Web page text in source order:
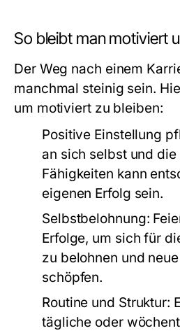
So bleibt man motiviert
Der Weg nach einem
manchmal steinig sein.
um motiviert zu bleiben:
Positive Einstellung
an sich selbst und die
Fähigkeiten kann
eigenen Erfolg sein.
Selbstbelohnung:
Erfolge, um sich für
zu belohnen und
schöpfen.
Routine und Struktur:
tägliche oder